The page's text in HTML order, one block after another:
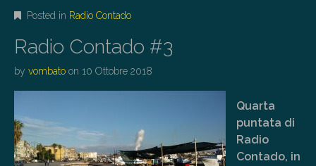
M
E
N
U
C
N
E
Posted in Radio Contado
Radio Contado #3
by vombato on 10 Ottobre 2018
Quarta
puntata di
Radio
Contado, in